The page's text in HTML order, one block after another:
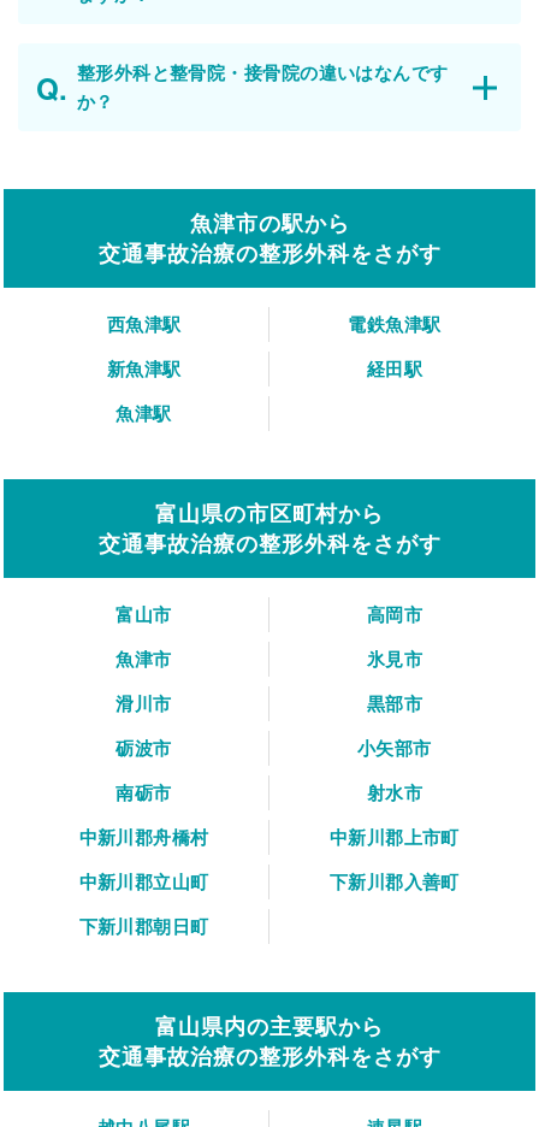
整形外科と整骨院・接骨院の違いはなんです
か？
魚津市の駅から
交通事故治療の整形外科をさがす
西魚津駅
電鉄魚津駅
新魚津駅
経田駅
魚津駅
富山県の市区町村から
交通事故治療の整形外科をさがす
富山市
高岡市
魚津市
氷見市
滑川市
黒部市
砺波市
小矢部市
南砺市
射水市
中新川郡舟橋村
中新川郡上市町
中新川郡立山町
下新川郡入善町
下新川郡朝日町
富山県内の主要駅から
交通事故治療の整形外科をさがす